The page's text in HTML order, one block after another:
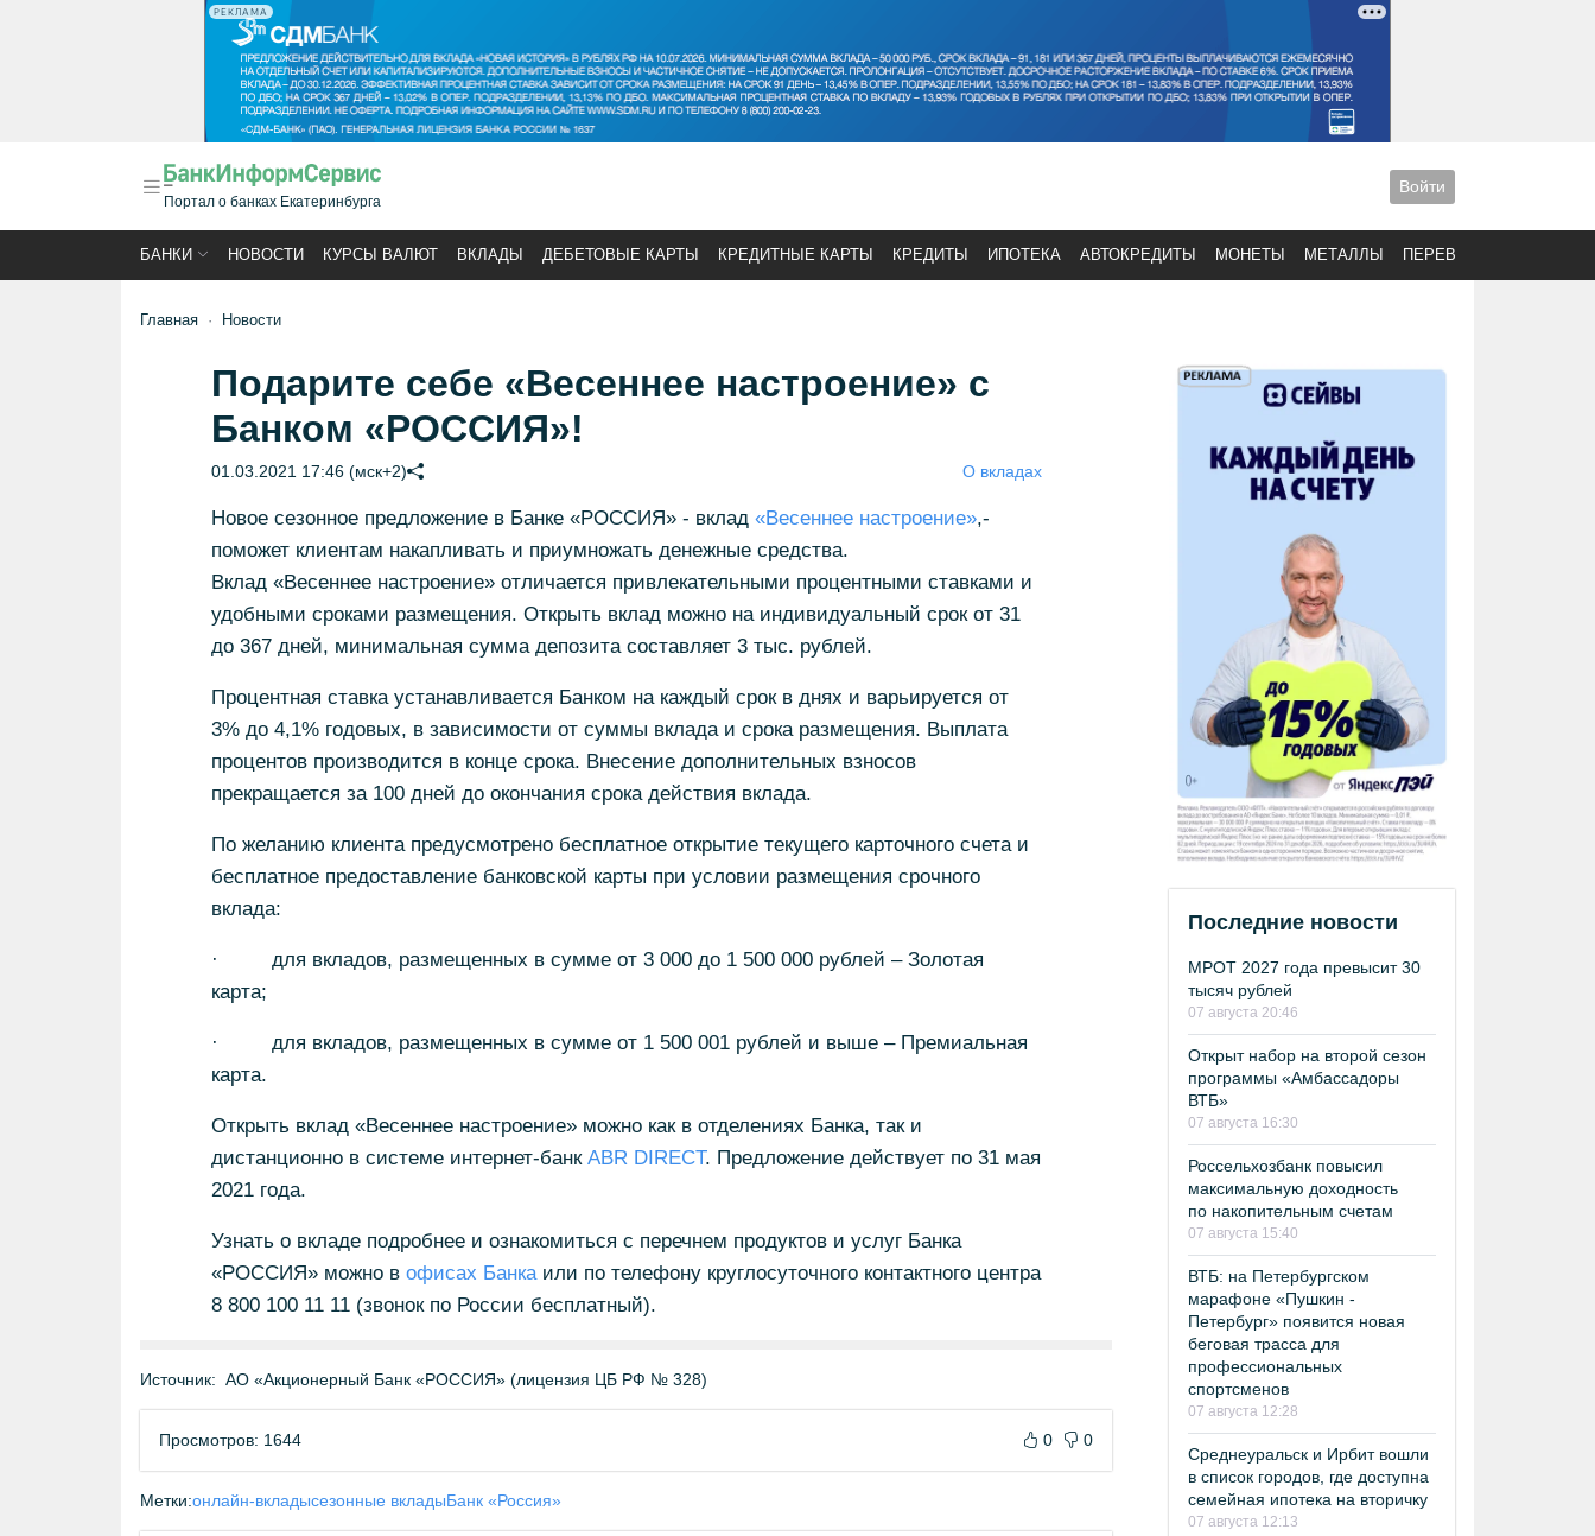
РЕКЛАМА
Портал о банках Екатеринбурга
Войти
БАНКИ НОВОСТИ КУРСЫ ВАЛЮТ ВКЛАДЫ ДЕБЕТОВЫЕ КАРТЫ КРЕДИТНЫЕ КАРТЫ КРЕДИТЫ ИПОТЕКА АВТОКРЕДИТЫ МОНЕТЫ МЕТАЛЛЫ ПЕРЕВОДЫ
Главная Новости
Подарите себе «Весеннее настроение» с
Банком «РОССИЯ»!
01.03.2021 17:46 (мск+2) О вкладах
Новое сезонное предложение в Банке «РОССИЯ» - вклад «Весеннее настроение»,-
поможет клиентам накапливать и приумножать денежные средства.
Вклад «Весеннее настроение» отличается привлекательными процентными ставками и
удобными сроками размещения. Открыть вклад можно на индивидуальный срок от 31
до 367 дней, минимальная сумма депозита составляет 3 тыс. рублей.
Процентная ставка устанавливается Банком на каждый срок в днях и варьируется от
3% до 4,1% годовых, в зависимости от суммы вклада и срока размещения. Выплата
процентов производится в конце срока. Внесение дополнительных взносов
прекращается за 100 дней до окончания срока действия вклада.
По желанию клиента предусмотрено бесплатное открытие текущего карточного счета и
бесплатное предоставление банковской карты при условии размещения срочного
вклада:
· для вкладов, размещенных в сумме от 3 000 до 1 500 000 рублей – Золотая
карта;
· для вкладов, размещенных в сумме от 1 500 001 рублей и выше – Премиальная
карта.
Открыть вклад «Весеннее настроение» можно как в отделениях Банка, так и
дистанционно в системе интернет-банк ABR DIRECT. Предложение действует по 31 мая
2021 года.
Узнать о вкладе подробнее и ознакомиться с перечнем продуктов и услуг Банка
«РОССИЯ» можно в офисах Банкаили по телефону круглосуточного контактного центра
8 800 100 11 11 (звонок по России бесплатный).
Источник: АО «Акционерный Банк «РОССИЯ» (лицензия ЦБ РФ № 328)
Просмотров: 1644 0 0
Метки:онлайн-вкладысезонные вкладыБанк «Россия»
Последние новости
МРОТ 2027 года превысит 30
тысяч рублей
07 августа 20:46
Открыт набор на второй сезон
программы «Амбассадоры
ВТБ»
07 августа 16:30
Россельхозбанк повысил
максимальную доходность
по накопительным счетам
07 августа 15:40
ВТБ: на Петербургском
марафоне «Пушкин -
Петербург» появится новая
беговая трасса для
профессиональных
спортсменов
07 августа 12:28
Среднеуральск и Ирбит вошли
в список городов, где доступна
семейная ипотека на вторичку
07 августа 12:13